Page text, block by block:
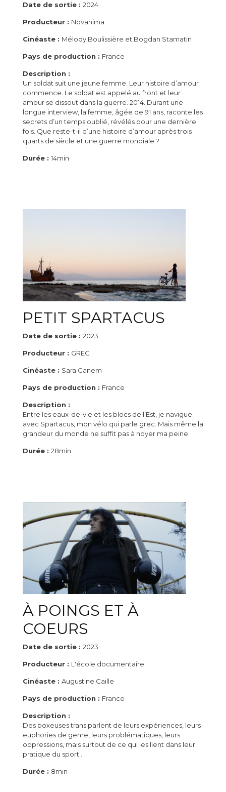
Date de sortie : 2024
Producteur : Novanima
Cinéaste : Mélody Boulissière et Bogdan Stamatin
Pays de production : France
Description :
Un soldat suit une jeune femme. Leur histoire d’amour
commence. Le soldat est appelé au front et leur
amour se dissout dans la guerre. 2014. Durant une
longue interview, la femme, âgée de 91 ans, raconte les
secrets d’un temps oublié, révélés pour une dernière
fois. Que reste-t-il d’une histoire d’amour après trois
quarts de siècle et une guerre mondiale ?
Durée : 14min
PETIT SPARTACUS
Date de sortie : 2023
Producteur : GREC
Cinéaste : Sara Ganem
Pays de production : France
Description :
Entre les eaux-de-vie et les blocs de l’Est, je navigue
avec Spartacus, mon vélo qui parle grec. Mais même la
grandeur du monde ne suffit pas à noyer ma peine.
Durée : 28min
À POINGS ET À
COEURS
Date de sortie : 2023
Producteur : L'école documentaire
Cinéaste : Augustine Caille
Pays de production : France
Description :
Des boxeuses trans parlent de leurs expériences, leurs
euphories de genre, leurs problématiques, leurs
oppressions, mais surtout de ce qui les lient dans leur
pratique du sport…
Durée : 8min